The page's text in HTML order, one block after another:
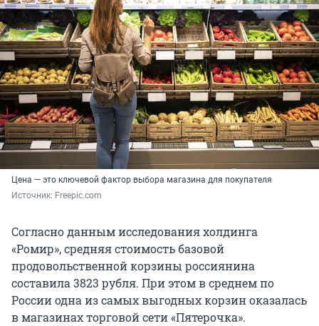
Цена — это ключевой фактор выбора магазина для покупателя
Источник: Freepic.com
Согласно данным исследования холдинга
«Ромир», средняя стоимость базовой
продовольственной корзины россиянина
составила 3823 рубля. При этом в среднем по
России одна из самых выгодных корзин оказалась
в магазинах торговой сети «Пятерочка».